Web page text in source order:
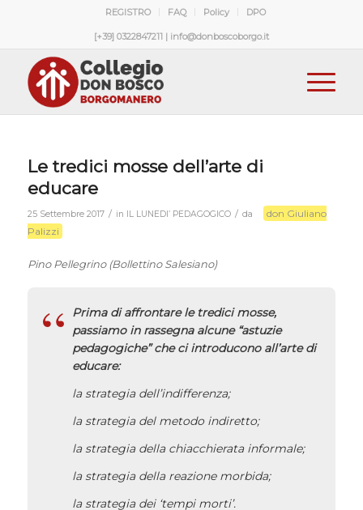
REGISTRO FAQ Policy DPO
[+39] 0322847211 | info@donboscoborgo.it
Le tredici mosse dell’arte di
educare
25 Settembre 2017 / in IL LUNEDI’ PEDAGOGICO / da
don Giuliano
Palizzi
Pino Pellegrino (Bollettino Salesiano)
Prima di affrontare le tredici mosse,
passiamo in rassegna alcune “astuzie
pedagogiche” che ci introducono all’arte di
educare:
la strategia dell’indifferenza;
la strategia del metodo indiretto;
la strategia della chiacchierata informale;
la strategia della reazione morbida;
la strategia dei ‘tempi morti’.